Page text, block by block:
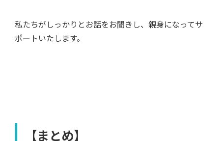
私たちがしっかりとお話をお聞きし、親身になってサ
ポートいたします。
【まとめ】